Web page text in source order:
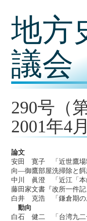
地方
議会
290号（
2001年4月
論文
安田 寛子 「近世鷹場
向―御鷹部屋洗掃除と
中川 眞澄 「近江「本
藤田家文書『改所一件
白井 克浩 「鎌倉期の
動向
白石 健二 「台湾九二